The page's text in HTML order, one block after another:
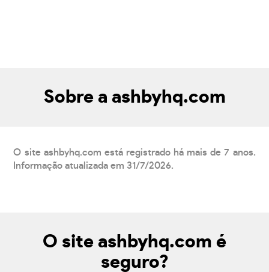
Sobre a ashbyhq.com
O site ashbyhq.com está registrado há mais de 7 anos.
Informação atualizada em 31/7/2026.
O site ashbyhq.com é
seguro?